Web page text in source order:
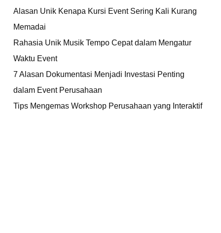
Alasan Unik Kenapa Kursi Event Sering Kali Kurang
Memadai
Rahasia Unik Musik Tempo Cepat dalam Mengatur
Waktu Event
7 Alasan Dokumentasi Menjadi Investasi Penting
dalam Event Perusahaan
Tips Mengemas Workshop Perusahaan yang Interaktif